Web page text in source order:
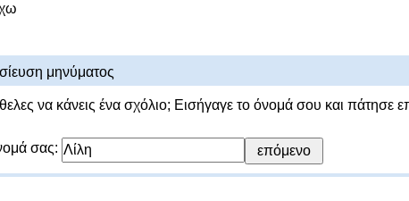
μηνύματος
να κάνεις ένα σχόλιο; Εισήγαγε το όνομά σου και πάτησε
σας: